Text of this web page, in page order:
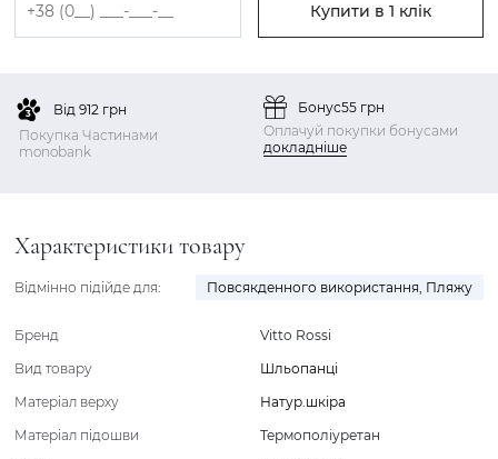
Купити в 1 клік
Від 912 грн
Покупка Частинами
monobank
Бонус55 грн
Оплачуй покупки бонусами
докладніше
Характеристики товару
Відмінно підійде для: Повсякденного використання, Пляжу
Бренд
Vitto Rossi
Вид товару
Шльопанці
Матеріал верху
Натур.шкіра
Матеріал підошви
Термополіуретан